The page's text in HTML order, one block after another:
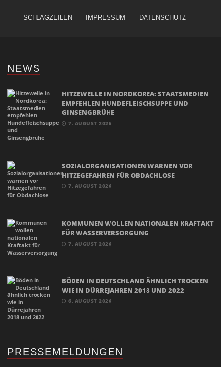
SCHLAGZEILEN IMPRESSUM DATENSCHUTZ
NEWS
HITZEWELLE IN NORDKOREA: STAATSMEDIEN
EMPFEHLEN HUNDEFLEISCHSUPPE UND
GINSENGBRÜHE
7. AUGUST 2026
SOZIALORGANISATIONEN WARNEN VOR
HITZEGEFAHREN FÜR OBDACHLOSE
7. AUGUST 2026
KOMMUNEN WOLLEN NATIONALEN KRAFTAKT
FÜR WASSERVERSORGUNG
7. AUGUST 2026
BÖDEN IN DEUTSCHLAND ÄHNLICH TROCKEN
WIE IN DÜRREJAHREN 2018 UND 2022
6. AUGUST 2026
PRESSEMELDUNGEN